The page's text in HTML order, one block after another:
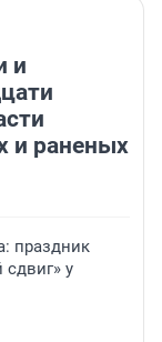
и
и раненых
праздник
у